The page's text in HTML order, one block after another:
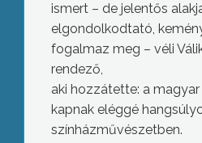
ismert – de jelentős
elgondolkodtató,
fogalmaz meg – véli
rendező,
aki hozzátette: a
kapnak eléggé
színházművészetben.